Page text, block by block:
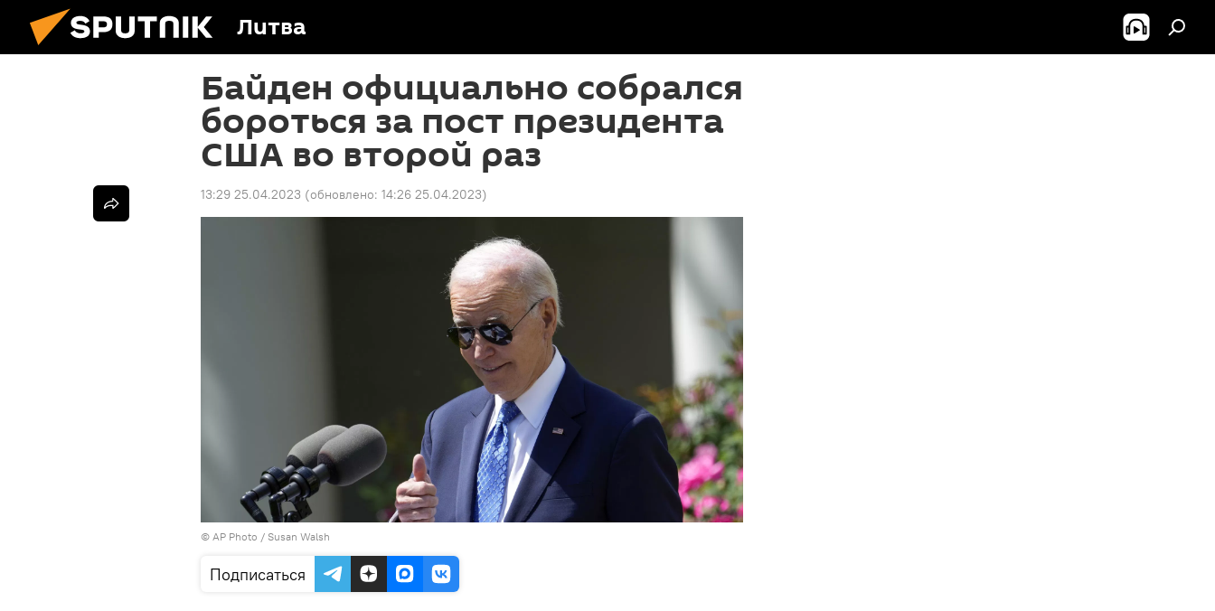
Литва
Байден официально собрался
бороться за пост президента
США во второй раз
13:29 25.04.2023 (обновлено: 14:26 25.04.2023)
© AP Photo / Susan Walsh
Подписаться